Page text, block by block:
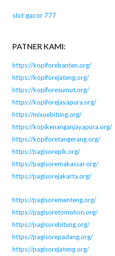
slot gacor 777
PATNER KAMI:
https://kopiforebanten.org/
https://kopiforejateng.org/
https://kopiforesumut.org/
https://kopiforejayapura.org/
https://mixuebitung.org/
https://kopikenanganjayapura.org/
https://kopiforetangerang.org/
https://pagisorepik.org/
https://pagisoremakassar.org/
https://pagisorejakarta.org/
https://pagisorementeng.org/
https://pagisoretomohon.org/
https://pagisorebitung.org/
https://pagisorepadang.org/
https://pagisorejateng.org/